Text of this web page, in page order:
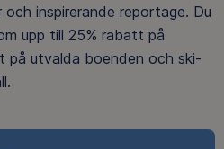
inspirerande reportage. Du
upp till 25% rabatt på
utvalda boenden och ski-